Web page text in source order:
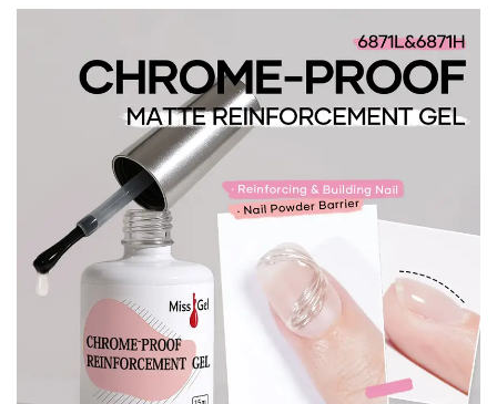
formule sans réparation rationalise le service de salon.
Disponible dans nos modèles de filtre UV anti-jaunisse
(6837) et avancés (6837A) et avancés.